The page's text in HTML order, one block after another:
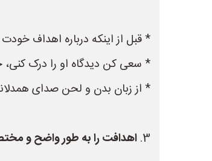
* قبل از اینکه درباره اهداف
* سعی کن دیدگاه او را درک کنی،
* از زبان بدن و لحن صدای
3. اهدافت را به طور واضح و